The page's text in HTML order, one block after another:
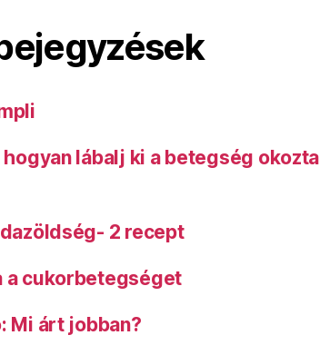
lábalj ki a betegség okozta
2 recept
a cukorbetegséget
Mi árt jobban?